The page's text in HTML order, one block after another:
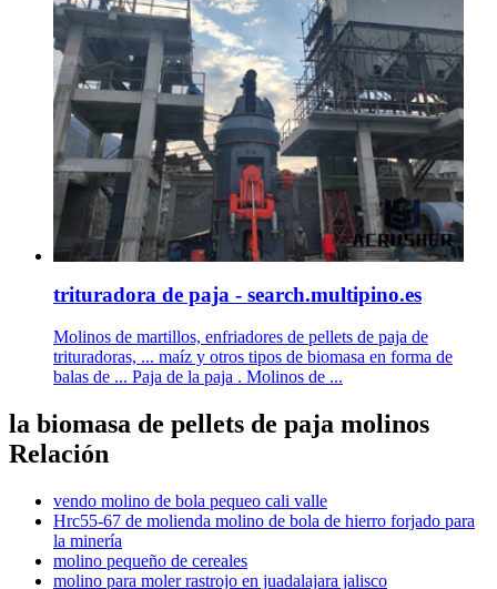
trituradora de paja - search.multipino.es
Molinos de martillos, enfriadores de pellets de paja de
trituradoras, ... maíz y otros tipos de biomasa en forma de
balas de ... Paja de la paja . Molinos de ...
la biomasa de pellets de paja molinos
Relación
vendo molino de bola pequeo cali valle
Hrc55-67 de molienda molino de bola de hierro forjado para
la minería
molino pequeño de cereales
molino para moler rastrojo en juadalajara jalisco